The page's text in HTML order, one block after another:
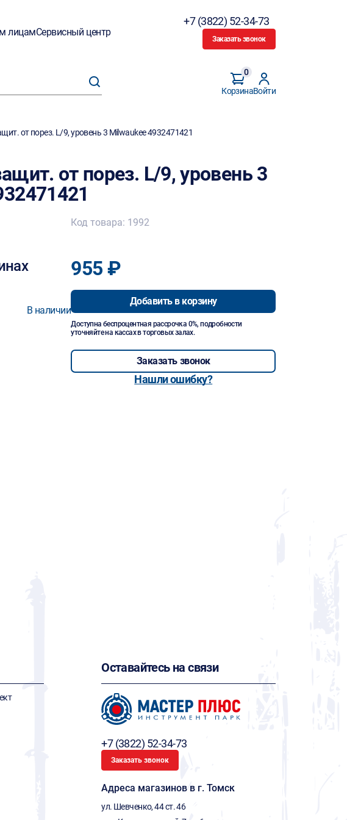
лицамСервисный центр
+7 (3822) 52-34-73
Заказать звонок
Корзина
0
Войти
от порез. L/9, уровень 3 Milwaukee 4932471421
от порез. L/9, уровень 3
В наличии
Код товара: 1992
955 ₽
Добавить в корзину
Доступна беспроцентная рассрочка 0%, подробности
уточняйте на кассах в торговых залах.
Заказать звонок
Нашли ошибку?
Оставайтесь на связи
+7 (3822) 52-34-73
Заказать звонок
Адреса магазинов в г. Томск
ул. Шевченко, 44 ст. 46